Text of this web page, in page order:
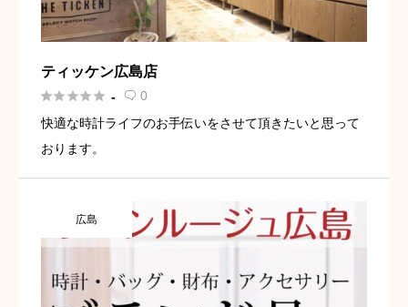
ティッケン広島店
 -  0
快適な時計ライフのお手伝いをさせて頂きたいと思って
おります。
広島